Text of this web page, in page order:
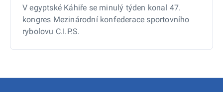
V egyptské Káhiře se minulý týden konal 47.
kongres Mezinárodní konfederace sportovního
rybolovu C.I.P.S.